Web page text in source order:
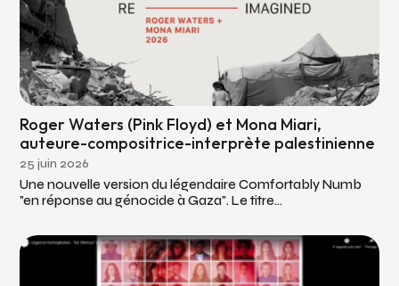
Roger Waters (Pink Floyd) et Mona Miari,
auteure-compositrice-interprète palestinienne
25 juin 2026
Une nouvelle version du légendaire Comfortably Numb
"en réponse au génocide à Gaza". Le titre...